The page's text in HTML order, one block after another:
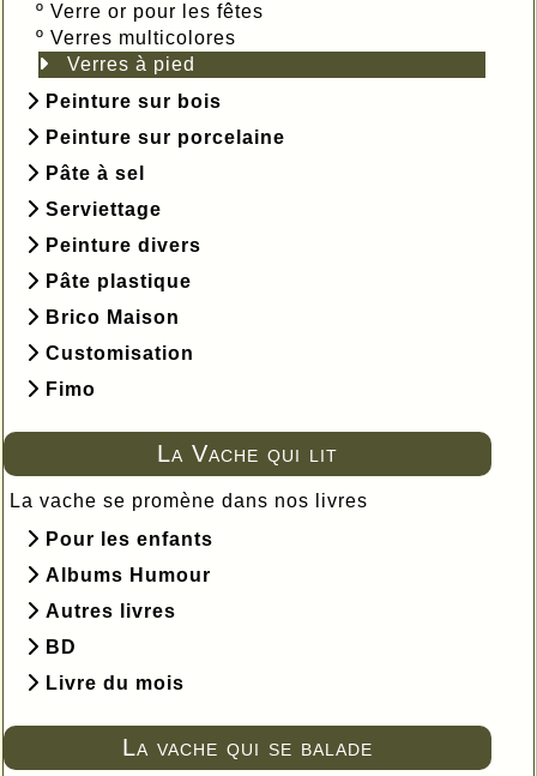
º Verre or pour les fêtes
º Verres multicolores
Verres à pied
Peinture sur bois
Peinture sur porcelaine
Pâte à sel
Serviettage
Peinture divers
Pâte plastique
Brico Maison
Customisation
Fimo
La Vache qui lit
La vache se promène dans nos livres
Pour les enfants
Albums Humour
Autres livres
BD
Livre du mois
La vache qui se balade